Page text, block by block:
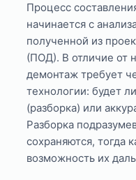
Процесс
начинается с
полученной из
(ПОД). В отличие от
демонтаж требует
технологии: будет
(разборка) или
Разборка
сохраняются, тогда
возможность их